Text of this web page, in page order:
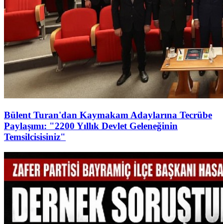
Bülent Turan'dan Kaymakam Adaylarına Tecrübe
Paylaşımı: "2200 Yıllık Devlet Geleneğinin
Temsilcisisiniz"